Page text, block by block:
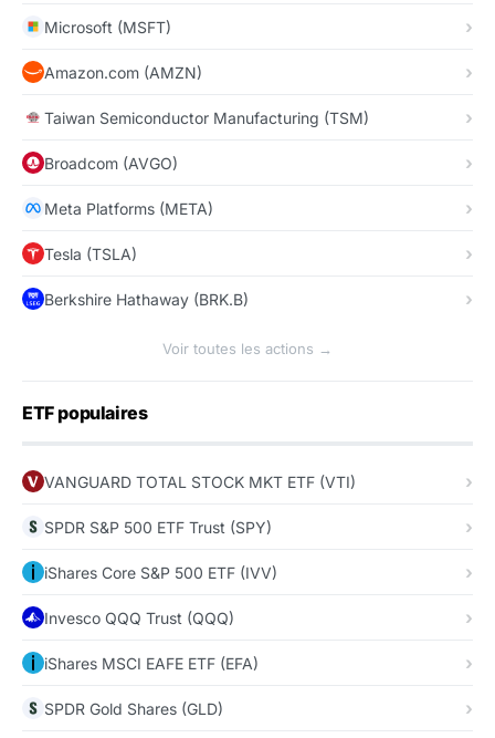
Microsoft (MSFT)
Amazon.com (AMZN)
Taiwan Semiconductor Manufacturing (TSM)
Broadcom (AVGO)
Meta Platforms (META)
Tesla (TSLA)
Berkshire Hathaway (BRK.B)
Voir toutes les actions →
ETF populaires
VANGUARD TOTAL STOCK MKT ETF (VTI)
SPDR S&P 500 ETF Trust (SPY)
iShares Core S&P 500 ETF (IVV)
Invesco QQQ Trust (QQQ)
iShares MSCI EAFE ETF (EFA)
SPDR Gold Shares (GLD)